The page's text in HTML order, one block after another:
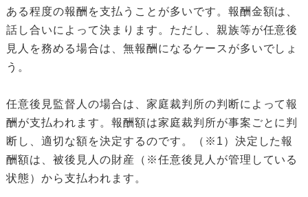
ある程度の報酬を支払うことが多いです。報酬金額は、
話し合いによって決まります。ただし、親族等が任意後
見人を務める場合は、無報酬になるケースが多いでしょ
う。
任意後見監督人の場合は、家庭裁判所の判断によって報
酬が支払われます。報酬額は家庭裁判所が事案ごとに判
断し、適切な額を決定するのです。（※1）決定した報
酬額は、被後見人の財産（※任意後見人が管理している
状態）から支払われます。